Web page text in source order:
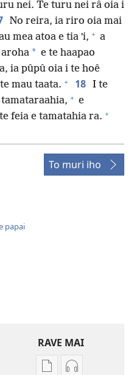
nei. Te turu nei râ oia i
No reira, ia riro oia mai
mea atoa e tia ˈi, + a
* e te haapao
ia pûpû oia i te hoê
mau taata. + 18 I te
tamataraahia, + e
feia e tamatahia ra. +
To muri iho
papai
RAVE MAI